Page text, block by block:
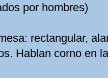
por hombres)
rectangular,
Hablan corno en